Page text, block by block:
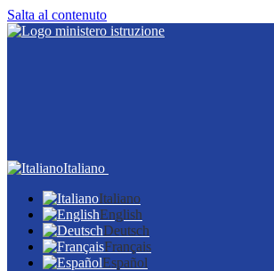
Salta al contenuto
Italiano
Italiano
English
Deutsch
Français
Español